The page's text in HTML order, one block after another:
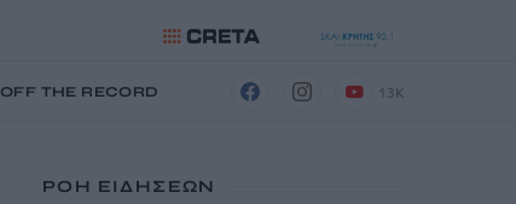
OFF THE RECORD
13K
ΡΟΗ ΕΙΔΗΣΕΩΝ